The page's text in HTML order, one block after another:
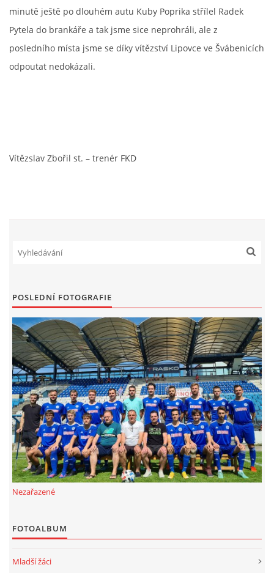
minutě ještě po dlouhém autu Kuby Poprika střílel Radek
Pytela do brankáře a tak jsme sice neprohráli, ale z
posledního místa jsme se díky vítězství Lipovce ve Švábenicích
odpoutat nedokázali.
Vítězslav Zbořil st. – trenér FKD
POSLEDNÍ FOTOGRAFIE
Nezařazené
FOTOALBUM
Mladší žáci